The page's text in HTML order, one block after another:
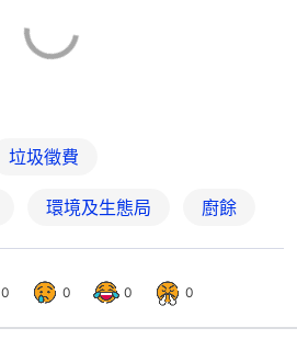
垃圾徵費
環境及生態局 廚餘
0 0 0 0